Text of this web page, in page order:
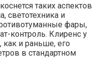
таких аспектов
светотехника и
фары,
контроль. Клиренс у
и раньше, его
в стандартном